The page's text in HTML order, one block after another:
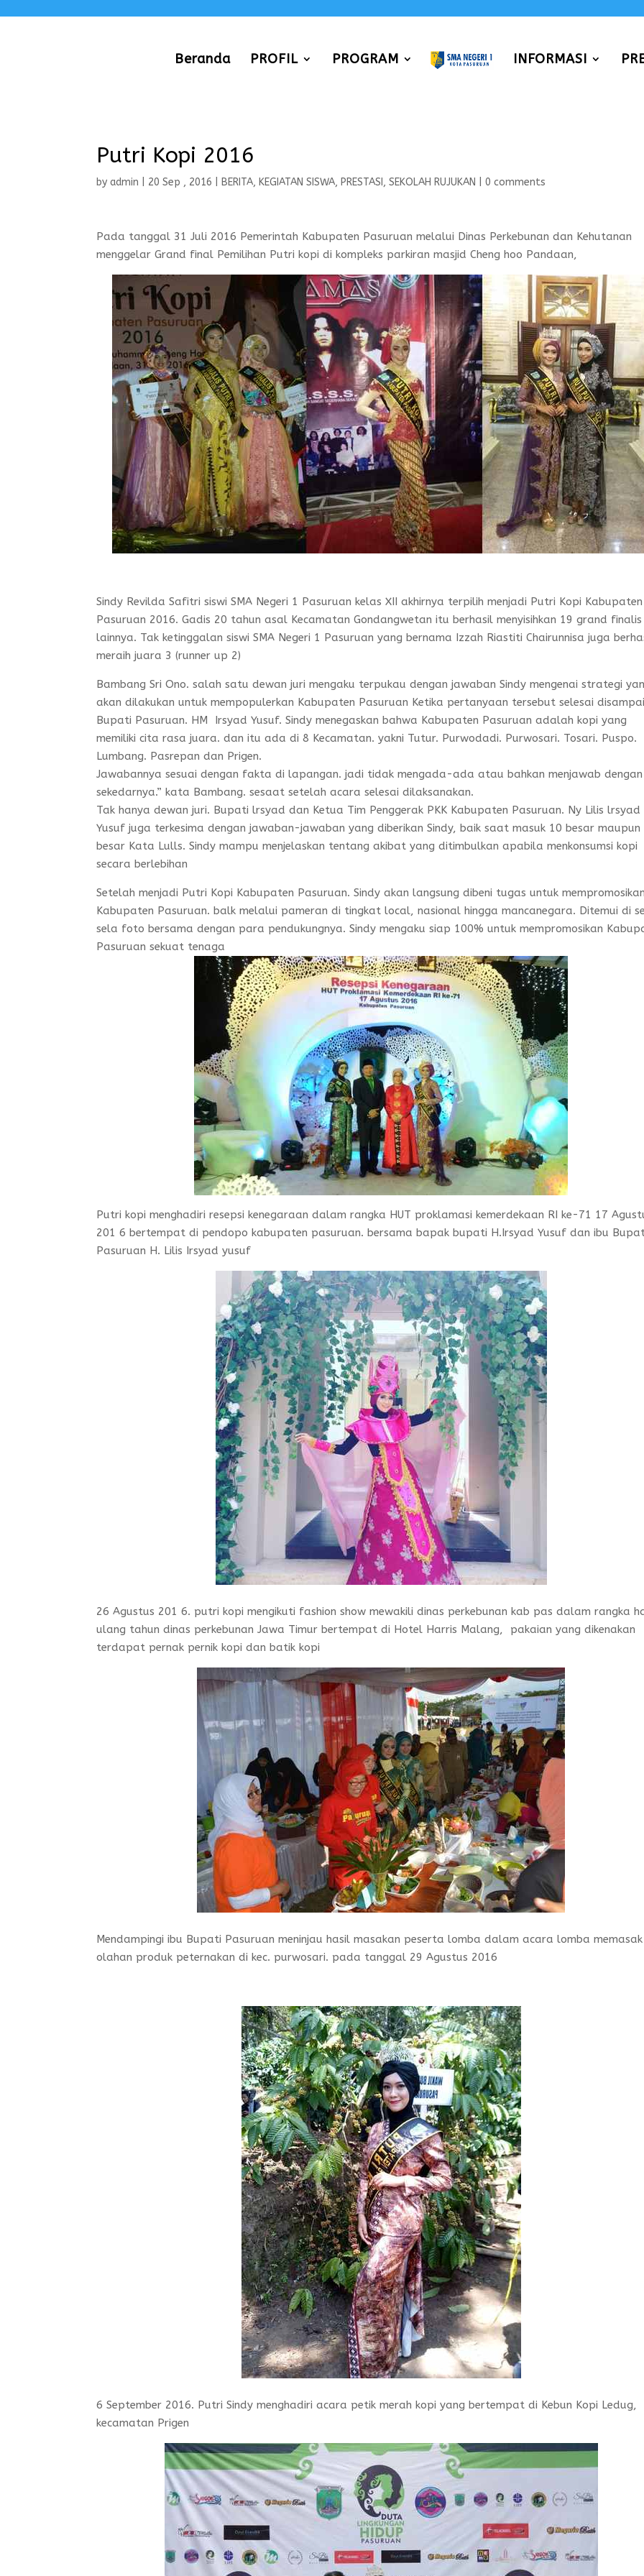
Beranda PROFIL PROGRAM INFORMASI
Putri Kopi 2016
byadmin 20 Sep , 2016 BERITA, KEGIATAN SISWA, PRESTASI ,SEKOLAH RUJUKAN |0 comments
Pada tanggal 31 Juli 2016 Pemerintah Kabupaten Pasuruan melalui Dinas Perkebunan dan Kehutanan
menggelar Grand final Pemilihan Putri kopi di kompleks parkiran masjid Cheng hoo Pandaan,
Sindy Revilda Safitri siswi SMA Negeri 1 Pasuruan kelas XII akhirnya terpilih menjadi Putri Kopi Kabupaten
Pasuruan 2016. Gadis 20 tahun asal Kecamatan Gondangwetan itu berhasil menyisihkan 19 grand finalis
lainnya. Tak ketinggalan siswi SMA Negeri 1 Pasuruan yang bernama Izzah Riastiti Chairunnisa juga
meraih juara 3 (runner up 2)
Bambang Sri Ono. salah satu dewan juri mengaku terpukau dengan jawaban Sindy mengenai strategi
akan dilakukan untuk mempopulerkan Kabupaten Pasuruan Ketika pertanyaan tersebut selesai
Bupati Pasuruan. HM Irsyad Yusuf. Sindy menegaskan bahwa Kabupaten Pasuruan adalah kopi yang
memiliki cita rasa juara. dan itu ada di 8 Kecamatan. yakni Tutur. Purwodadi. Purwosari. Tosari. Puspo.
Lumbang. Pasrepan dan Prigen.
Jawabannya sesuai dengan fakta di lapangan. jadi tidak mengada-ada atau bahkan menjawab dengan
sekedarnya.” kata Bambang. sesaat setelah acara selesai dilaksanakan.
Tak hanya dewan juri. Bupati lrsyad dan Ketua Tim Penggerak PKK Kabupaten Pasuruan. Ny Lilis lrsyad
Yusuf juga terkesima dengan jawaban-jawaban yang diberikan Sindy, baik saat masuk 10 besar maupun
besar Kata Lulls. Sindy mampu menjelaskan tentang akibat yang ditimbulkan apabila menkonsumsi kopi
secara berlebihan
Setelah menjadi Putri Kopi Kabupaten Pasuruan. Sindy akan langsung dibeni tugas untuk
Kabupaten Pasuruan. balk melalui pameran di tingkat local, nasional hingga mancanegara. Ditemui di
sela foto bersama dengan para pendukungnya. Sindy mengaku siap 100% untuk mempromosikan
Pasuruan sekuat tenaga
Putri kopi menghadiri resepsi kenegaraan dalam rangka HUT proklamasi kemerdekaan RI ke-71 17
201 6 bertempat di pendopo kabupaten pasuruan. bersama bapak bupati H.Irsyad Yusuf dan ibu
Pasuruan H. Lilis Irsyad yusuf
26 Agustus 201 6. putri kopi mengikuti fashion show mewakili dinas perkebunan kab pas dalam rangka
ulang tahun dinas perkebunan Jawa Timur bertempat di Hotel Harris Malang, pakaian yang dikenakan
terdapat pernak pernik kopi dan batik kopi
Mendampingi ibu Bupati Pasuruan meninjau hasil masakan peserta lomba dalam acara lomba memasak
olahan produk peternakan di kec. purwosari. pada tanggal 29 Agustus 2016
6 September 2016. Putri Sindy menghadiri acara petik merah kopi yang bertempat di Kebun Kopi Ledug,
kecamatan Prigen